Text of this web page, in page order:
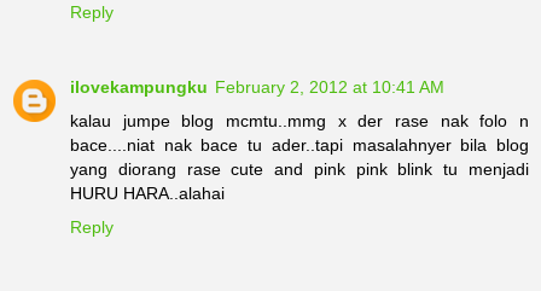
Reply
ilovekampungku February 2, 2012 at 10:41 AM
kalau jumpe blog mcmtu..mmg x der rase nak folo n
bace....niat nak bace tu ader..tapi masalahnyer bila blog
yang diorang rase cute and pink pink blink tu menjadi
HURU HARA..alahai
Reply